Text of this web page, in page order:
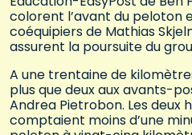
colorent l’avant du peloton
coéquipiers de Mathias
assurent la poursuite du
A une trentaine de
plus que deux aux avants-
Andrea Pietrobon. Les deux
comptaient moins d’une